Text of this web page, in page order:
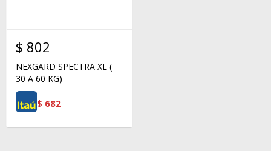
$ 802
NEXGARD SPECTRA XL (
30 A 60 KG)
$ 682